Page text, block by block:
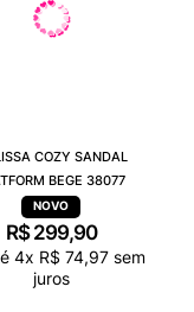
COZY SANDAL
BEGE 38077
R$ 299,90
4x R$ 74,97 sem
juros